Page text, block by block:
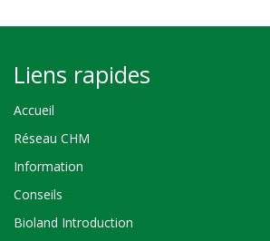
Liens rapides
Accueil
Réseau CHM
Information
Conseils
Bioland Introduction